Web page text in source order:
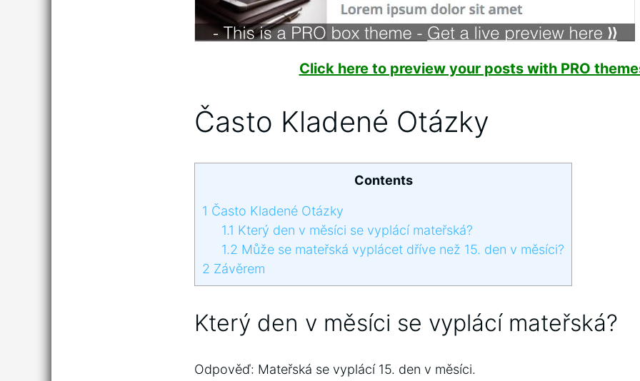
Click here to preview your posts with PRO
Často Kladené Otázky
Contents
1 Často Kladené Otázky
1.1 Který den v měsíci se vyplácí mateřská?
1.2 Může se mateřská vyplácet dříve než 15. den v měsíci?
2 Závěrem
Který den v měsíci se vyplácí mateřská?
Odpověď: Mateřská se vyplácí 15. den v měsíci.